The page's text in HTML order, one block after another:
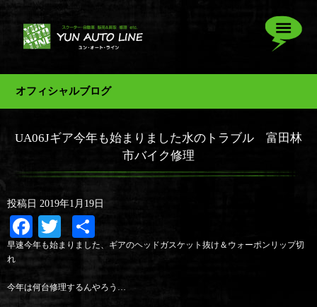
オフィシャルブログ
UA06Jギア今年も始まりました水のトラブル 富田林
市バイク修理
投稿日 2019年1月19日
Facebook
Twitter
有
早速今年も始まりました、ギアのヘッドガスケット抜け＆ウォーポンリップ切
れ
今年は何台修理するんやろう…